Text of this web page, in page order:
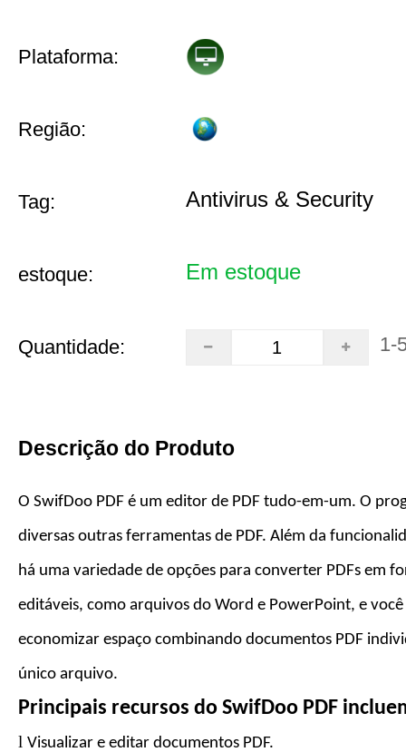
Plataforma:
Região:
Tag: Antivirus & Security
estoque: Em estoque
Quantidade: 1-
Descrição do Produto
O SwifDoo PDF é um editor de PDF tudo-em-um. O
diversas outras ferramentas de PDF. Além da
há uma variedade de opções para converter PDFs em
editáveis, como arquivos do Word e PowerPoint, e
economizar espaço combinando documentos PDF
único arquivo.
Principais recursos do SwifDoo PDF
l Visualizar e editar documentos PDF.